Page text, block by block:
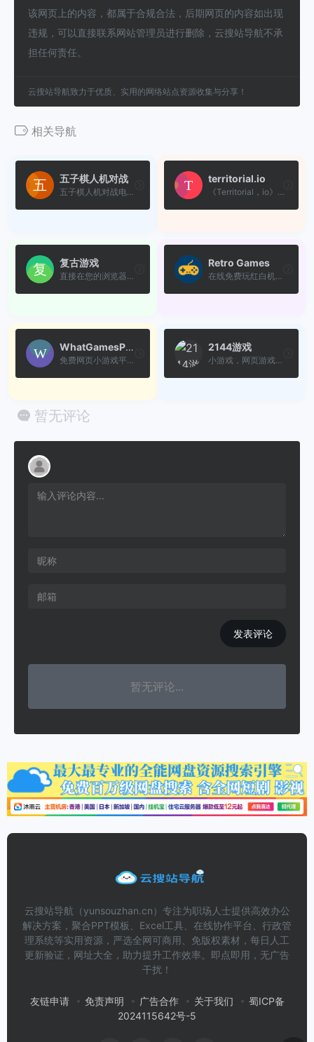
该网页上的内容，都属于合规合法，后期网页的内容如出现
违规，可以直接联系网站管理员进行删除，云搜站导航不承
担任何责任。
云搜站导航致力于优质、实用的网络站点资源收集与分享！
相关导航
五子棋人机对战
五子棋人机对战电脑网页版在线玩
territorial.io
《Territorial，io》是一款以...
复古游戏
直接在您的浏览器中玩 NES、S...
Retro Games
在线免费玩红白机(FC)、超任(...
WhatGamesPlay
免费网页小游戏平台，无需注...
2144游戏
小游戏，网页游戏，手机游戏
暂无评论
发表评论
暂无评论...
云搜站导航（yunsouzhan.cn）专注为职场人士提供高效办公
解决方案，聚合PPT模板、Excel工具、在线协作平台、行政管
理系统等实用资源，严选全网可商用、免版权素材，每日人工
更新验证，网址大全，助力提升工作效率。即点即用，无广告
干扰！
友链申请 免责声明 广告合作 关于我们
蜀ICP备
2024115642号-5